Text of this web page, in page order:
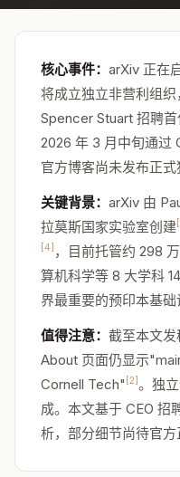
核心事件： arXiv 正在
将成立独立非营利组
Spencer Stuart 招聘首
2026 年 3 月中旬通过
官方博客尚未发布正式
关键背景： arXiv 由
拉莫斯国家实验室创建
[4] ，目前托管约 298
算机科学等 8 大学科
界最重要的预印本基础
值得注意： 截至本文
About 页面仍显示
Cornell Tech" [2]。独
成。本文基于 CEO 招
析，部分细节尚待官方